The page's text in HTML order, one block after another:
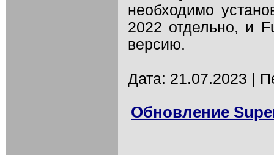
необходимо
2022 отдельно, и
версию.
Дата: 21.07.2023 |
Обновление